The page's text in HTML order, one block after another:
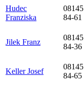
Hudec
Franziska
08145
84-61
Jilek Franz
08145
84-36
Keller Josef
08145
84-65